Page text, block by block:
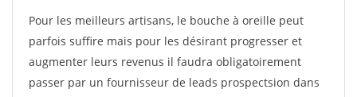
Pour les meilleurs artisans, le bouche à oreille peut
parfois suffire mais pour les désirant progresser et
augmenter leurs revenus il faudra obligatoirement
passer par un fournisseur de leads prospectsion dans